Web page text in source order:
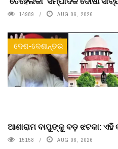
14989 AUG 06, 2026
ଦେଶ-ଦେଶାନ୍ତର
ଆଶାରାମ ବାପୁଙ୍କୁ ବଡ଼ ଝଟକା: ଏହି
15158 AUG 06, 2026